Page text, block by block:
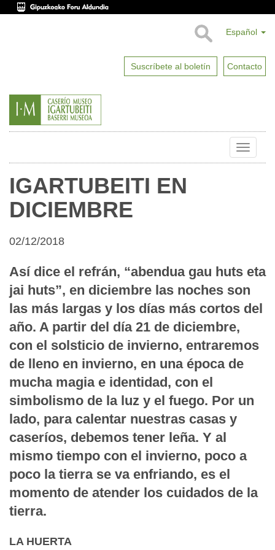
Español
Suscríbete al boletín Contacto
Toggle
IGARTUBEITI EN
DICIEMBRE
02/12/2018
Así dice el refrán, “abendua gau huts eta
jai huts”, en diciembre las noches son
las más largas y los días más cortos del
año. A partir del día 21 de diciembre,
con el solsticio de invierno, entraremos
de lleno en invierno, en una época de
mucha magia e identidad, con el
simbolismo de la luz y el fuego. Por un
lado, para calentar nuestras casas y
caseríos, debemos tener leña. Y al
mismo tiempo con el invierno, poco a
poco la tierra se va enfriando, es el
momento de atender los cuidados de la
tierra.
LA HUERTA